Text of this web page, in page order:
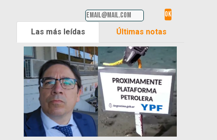
Las más leídas Últimas notas